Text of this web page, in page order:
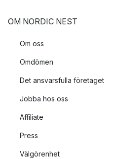
OM NORDIC NEST
Om oss
Omdömen
Det ansvarsfulla företaget
Jobba hos oss
Affiliate
Press
Välgörenhet